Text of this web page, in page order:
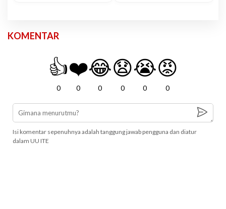
KOMENTAR
👍
0
❤️
0
😂
0
😧
0
😭
0
😡
0
Isi komentar sepenuhnya adalah tanggung jawab pengguna dan diatur
dalam UU ITE